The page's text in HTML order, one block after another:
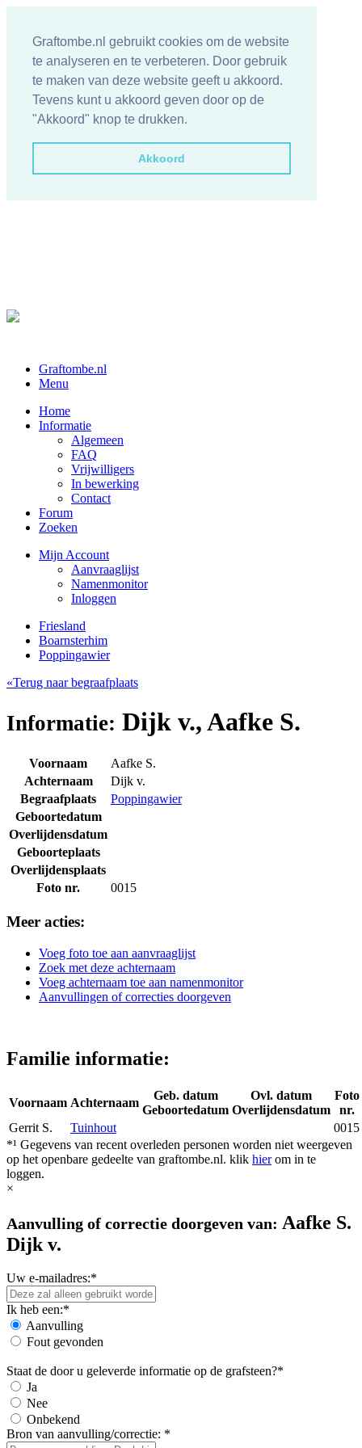
Graftombe.nl gebruikt cookies om de website
te analyseren en te verbeteren. Door gebruik
te maken van deze website geeft u akkoord.
Tevens kunt u akkoord geven door op de
"Akkoord" knop te drukken.
Akkoord
Graftombe.nl
Menu
Home
Informatie
Algemeen
FAQ
Vrijwilligers
In bewerking
Contact
Forum
Zoeken
Mijn Account
Aanvraaglijst
Namenmonitor
Inloggen
Friesland
Boarnsterhim
Poppingawier
«Terug naar begraafplaats
Informatie: Dijk v., Aafke S.
Voornaam
Aafke S.
Achternaam
Dijk v.
Begraafplaats
Poppingawier
Geboortedatum
Overlijdensdatum
Geboorteplaats
Overlijdensplaats
Foto nr.
0015
Meer acties:
Voeg foto toe aan aanvraaglijst
Zoek met deze achternaam
Voeg achternaam toe aan namenmonitor
Aanvullingen of correcties doorgeven
Familie informatie:
Voornaam Achternaam
Geb. datum
Geboortedatum
Ovl. datum
Overlijdensdatum
Foto
nr.
Gerrit S.
Tuinhout
0015
*¹ Gegevens van recent overleden personen worden niet weergeven
op het openbare gedeelte van graftombe.nl. klik hierom in te
loggen.
×
Aanvulling of correctie doorgeven van: Aafke S.
Dijk v.
Uw e-mailadres:*
Ik heb een:*
Aanvulling
Fout gevonden
Staat de door u geleverde informatie op de grafsteen?*
Ja
Nee
Onbekend
Bron van aanvulling/correctie: *